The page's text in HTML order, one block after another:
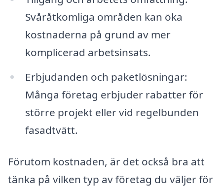
Svåråtkomliga områden kan öka
kostnaderna på grund av mer
komplicerad arbetsinsats.
Erbjudanden och paketlösningar:
Många företag erbjuder rabatter för
större projekt eller vid regelbunden
fasadtvätt.
Förutom kostnaden, är det också bra att
tänka på vilken typ av företag du väljer för